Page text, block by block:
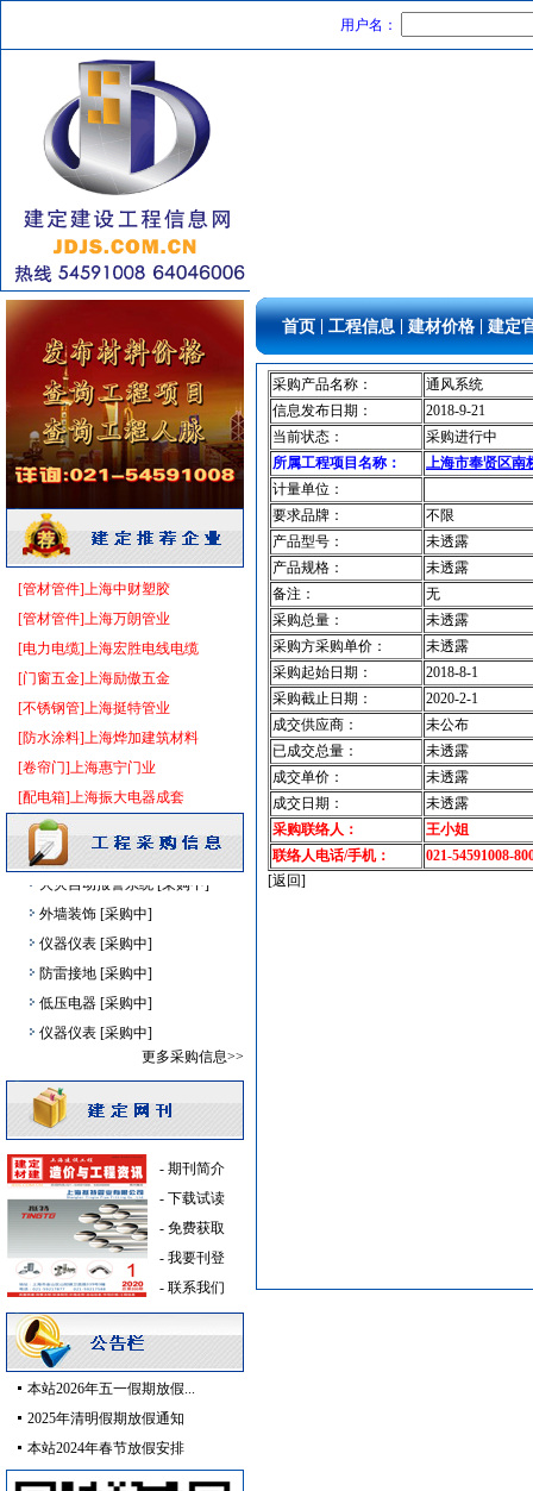
用户名：
[管材管件]上海中财塑胶
[管材管件]上海万朗管业
[电力电缆]上海宏胜电线电缆
[门窗五金]上海励傲五金
[不锈钢管]上海挺特管业
[防水涂料]上海烨加建筑材料
[卷帘门]上海惠宁门业
[配电箱]上海振大电器成套
防火阀 [采购中]
室内给排水 [采购中]
石英灯 [采购中]
高级地砖
[采购中]
吸顶灯 [采购中]
低压电器 [采购中]
高压电器 [采购中]
给排水系统 [采购中]
防雷接地
仿古砖 [采购中]
内外墙装饰材料 [采购中]
消防火警 [采购中]
仿古砖 [采购中]
消防器材 [采购中]
水泵
消火栓
铝扣版
[采购中]
电梯工程 [采购中]
防水防腐 [采购中]
门窗玻璃 [采购中]
火灾自动报警系统 [采购中]
及各种防火器材 [采购中]
空调设备 [采购中]
光源灯具
[采购中]
消防设施 [采购中]
变压器 [采购中]
高压电器 [采购中]
火灾自动报警系统 [采购中]
外墙装饰 [采购中]
仪器仪表 [采购中]
防雷接地 [采购中]
低压电器 [采购中]
仪器仪表 [采购中]
防水防腐 [采购中]
卫浴洁具 [采购中]
玻璃幕墙 [采购中]
管材管件 [采购中]
阀门组件室外排水等 [采购中]
保温隔音材料 [采购中]
墙地面砖 [采购中]
石英灯 [采购中]
道路工程钢筋
油漆涂料 [采购中]
电器开关 [采购中]
仿古砖 [采购中]
电梯工程 [采购中]
及各种防火器材 [采购中]
更多采购信息>>
- 期刊简介
- 下载试读
- 免费获取
- 我要刊登
- 联系我们
本站2026年五一假期放假...
2025年清明假期放假通知
本站2024年春节放假安排
首页 工程信息 建材价格 建定
采购产品名称：
通风系统
信息发布日期：
2018-9-21
当前状态：
采购进行中
所属工程项目名称：
上海市奉贤区南
计量单位：
要求品牌：
不限
产品型号：
未透露
产品规格：
未透露
备注：
无
采购总量：
未透露
采购方采购单价：
未透露
采购起始日期：
2018-8-1
采购截止日期：
2020-2-1
成交供应商：
未公布
已成交总量：
未透露
成交单价：
未透露
成交日期：
未透露
采购联络人：
王小姐
联络人电话/手机：
021-54591008-
[返回]